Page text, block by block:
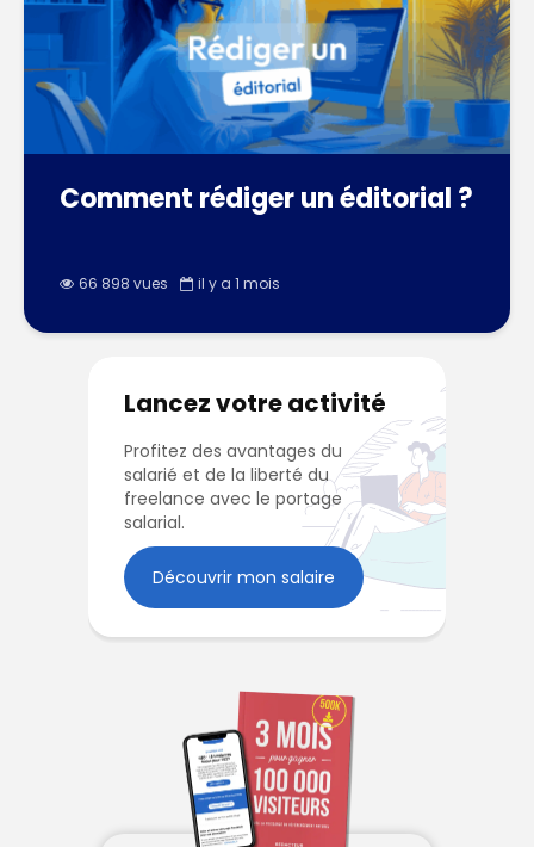
Comment rédiger un éditorial ?
66 898 vues il y a 1 mois
Lancez votre activité
Profitez des avantages du
salarié et de la liberté du
freelance avec le portage
salarial.
Découvrir mon salaire